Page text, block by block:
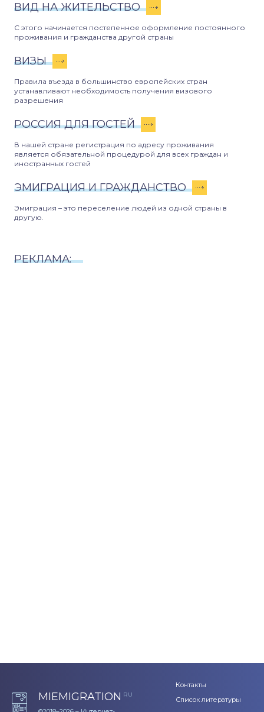
ВИД НА ЖИТЕЛЬСТВО
С этого начинается постепенное оформление постоянного
проживания и гражданства другой страны
ВИЗЫ
Правила въезда в большинство европейских стран
устанавливают необходимость получения визового
разрешения
РОССИЯ ДЛЯ ГОСТЕЙ
В нашей стране регистрация по адресу проживания
является обязательной процедурой для всех граждан и
иностранных гостей
ЭМИГРАЦИЯ И ГРАЖДАНСТВО
Эмиграция – это переселение людей из одной страны в
другую.
РЕКЛАМА:
MIEMIGRATION RU
Контакты
Список литературы